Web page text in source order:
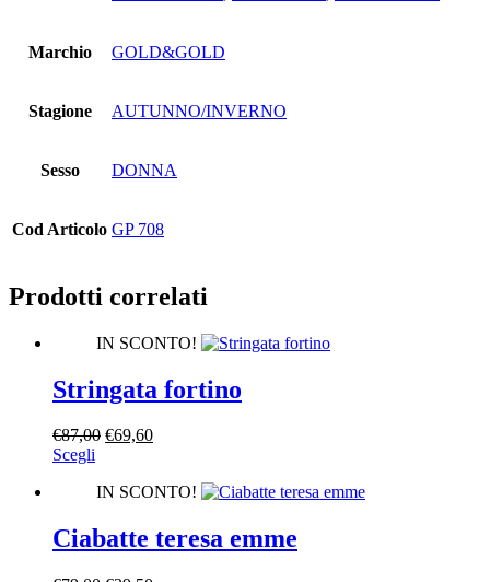
Marchio GOLD&GOLD
Stagione AUTUNNO/INVERNO
Sesso DONNA
Cod Articolo GP 708
Prodotti correlati
IN SCONTO!
Stringata fortino
€87,00 Il
era:
€69,60Il
è:
Scegli
ha
varianti.
Le
IN SCONTO!
Ciabatte teresa emme